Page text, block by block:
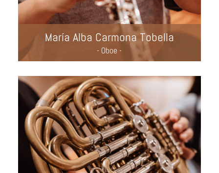
María Alba Carmona Tobella
- Oboe -